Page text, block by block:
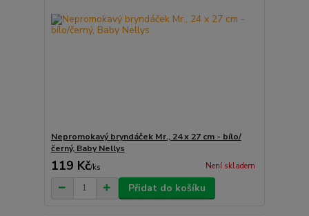
Nepromokavý bryndáček Mr., 24 x 27 cm - bílo/
černý, Baby Nellys
119 Kč/ks Není skladem
Přidat do košíku